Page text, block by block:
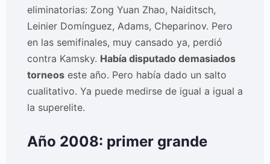
eliminatorias: Zong Yuan Zhao, Naiditsch,
Leinier Domínguez, Adams, Cheparinov. Pero
en las semifinales, muy cansado ya, perdió
contra Kamsky. Había disputado demasiados
torneos este año. Pero había dado un salto
cualitativo. Ya puede medirse de igual a igual a
la superelite.
Año 2008: primer grande